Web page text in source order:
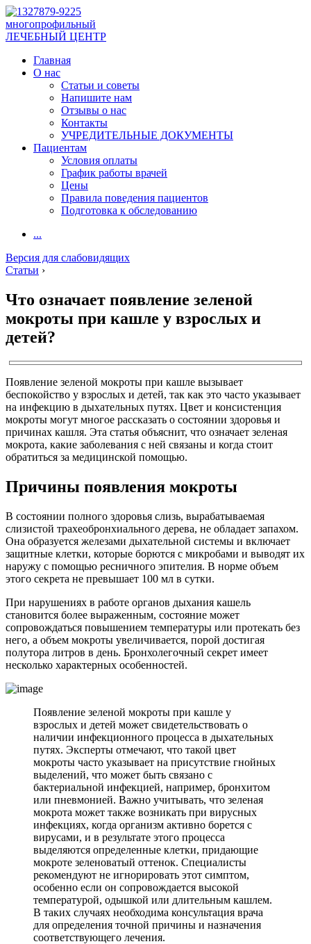
многопрофильный
ЛЕЧЕБНЫЙ ЦЕНТР
Главная
О нас
Статьи и советы
Напишите нам
Отзывы о нас
Контакты
УЧРЕДИТЕЛЬНЫЕ ДОКУМЕНТЫ
Пациентам
Условия оплаты
График работы врачей
Цены
Правила поведения пациентов
Подготовка к обследованию
...
Версия для слабовидящих
Статьи ›
Что означает появление зеленой
мокроты при кашле у взрослых и
детей?
Появление зеленой мокроты при кашле вызывает
беспокойство у взрослых и детей, так как это часто указывает
на инфекцию в дыхательных путях. Цвет и консистенция
мокроты могут многое рассказать о состоянии здоровья и
причинах кашля. Эта статья объяснит, что означает зеленая
мокрота, какие заболевания с ней связаны и когда стоит
обратиться за медицинской помощью.
Причины появления мокроты
В состоянии полного здоровья слизь, вырабатываемая
слизистой трахеобронхиального дерева, не обладает запахом.
Она образуется железами дыхательной системы и включает
защитные клетки, которые борются с микробами и выводят их
наружу с помощью ресничного эпителия. В норме объем
этого секрета не превышает 100 мл в сутки.
При нарушениях в работе органов дыхания кашель
становится более выраженным, состояние может
сопровождаться повышением температуры или протекать без
него, а объем мокроты увеличивается, порой достигая
полутора литров в день. Бронхолегочный секрет имеет
несколько характерных особенностей.
Появление зеленой мокроты при кашле у
взрослых и детей может свидетельствовать о
наличии инфекционного процесса в дыхательных
путях. Эксперты отмечают, что такой цвет
мокроты часто указывает на присутствие гнойных
выделений, что может быть связано с
бактериальной инфекцией, например, бронхитом
или пневмонией. Важно учитывать, что зеленая
мокрота может также возникать при вирусных
инфекциях, когда организм активно борется с
вирусами, и в результате этого процесса
выделяются определенные клетки, придающие
мокроте зеленоватый оттенок. Специалисты
рекомендуют не игнорировать этот симптом,
особенно если он сопровождается высокой
температурой, одышкой или длительным кашлем.
В таких случаях необходима консультация врача
для определения точной причины и назначения
соответствующего лечения.